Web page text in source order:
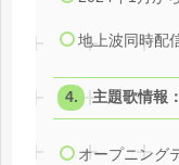
地上波同時配
主題歌情報
オープニング